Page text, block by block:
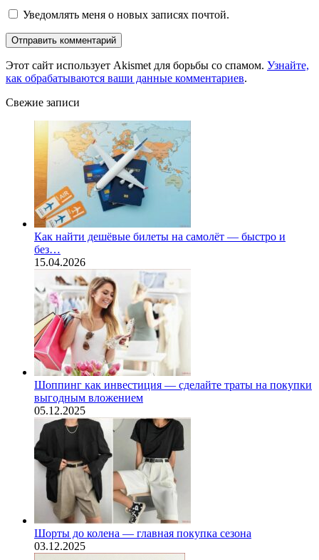
Уведомлять меня о новых записях почтой.
Этот сайт использует Akismet для борьбы со спамом. Узнайте,
как обрабатываются ваши данные комментариев.
Свежие записи
Как найти дешёвые билеты на самолёт — быстро и
без…
15.04.2026
Шоппинг как инвестиция — сделайте траты на покупки
выгодным вложением
05.12.2025
Шорты до колена — главная покупка сезона
03.12.2025